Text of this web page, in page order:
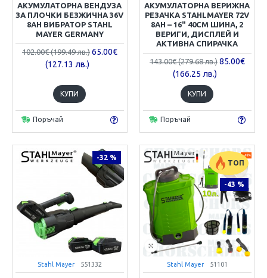
АКУМУЛАТОРНА ВЕНДУЗА
ЗА ПЛОЧКИ БЕЗЖИЧНА 36V
8AH ВИБРАТОР STAHL
MAYER GERMANY
102.00€ (199.49 лв.) 65.00€
(127.13 лв.)
КУПИ
Поръчай
АКУМУЛАТОРНА ВЕРИЖНА
РЕЗАЧКА STAHLMAYER 72V
8AH – 16" 40СМ ШИНА, 2
ВЕРИГИ, ДИСПЛЕЙ И
АКТИВНА СПИРАЧКА
143.00€ (279.68 лв.) 85.00€
(166.25 лв.)
КУПИ
Поръчай
-32 %
Stahl Mayer 551332
ТОП
-43 %
Stahl Mayer 51101